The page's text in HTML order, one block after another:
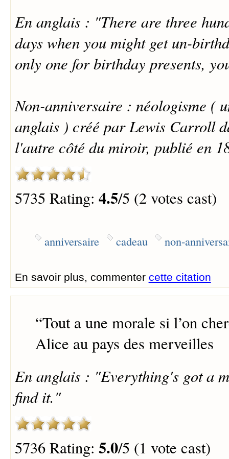
En anglais : "There are three
days when you might get un-
only one for birthday presents,
Non-anniversaire : néologisme (
anglais ) créé par Lewis Carroll
l'autre côté du miroir, publié en
5735 Rating: 4.5/5 (2 votes cast)
anniversaire cadeau non-
En savoir plus, commenter cette citation
“Tout a une morale si l’on
Alice au pays des merveilles
En anglais : "Everything's got a
find it."
5736 Rating: 5.0/5 (1 vote cast)